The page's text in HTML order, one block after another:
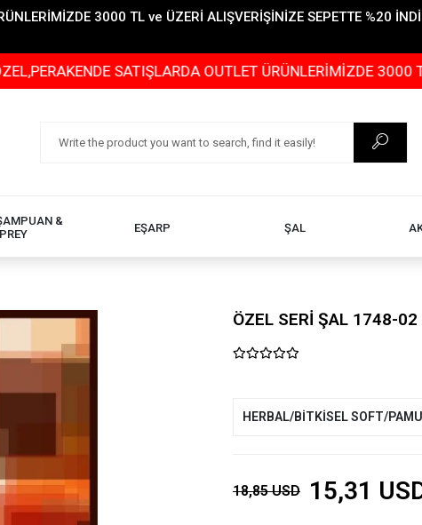
3000 TL ve ÜZERİ ALIŞVERİŞİNİZE SEPETTE %20
SATIŞLARDA OUTLET ÜRÜNLERİMİZDE 3000 TL ve
&
EŞARP ŞAL
ÖZEL SERİ ŞAL 1748-
HERBAL/BİTKİSEL SOFT/
18,85 USD 15,31